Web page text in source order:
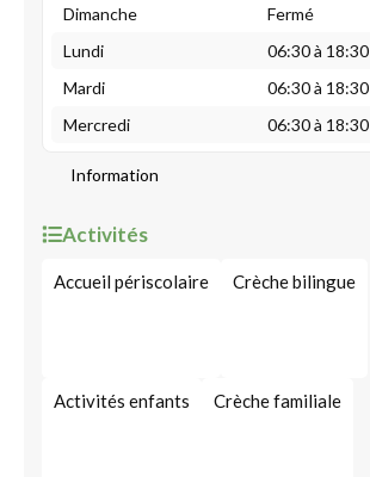
Dimanche
Fermé
Lundi
06:30 à 18:30
Mardi
06:30 à 18:30
Mercredi
06:30 à 18:30
Information
Activités
Accueil périscolaire Crèche bilingue
Activités enfants Crèche familiale